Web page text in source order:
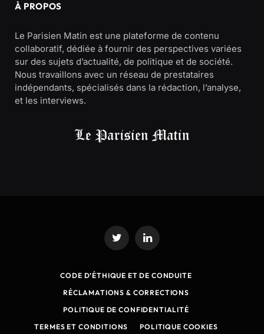
À PROPOS
Le Parisien Matin est une plateforme de contenu
collaboratif, dédiée à fournir des perspectives variées
sur des sujets d’actualité, de politique et de société.
Nous travaillons avec un réseau de prestataires
indépendants, spécialisés dans la rédaction, l’analyse,
et les interviews.
Twitter LinkedIn
CODE D’ÉTHIQUE ET DE CONDUITE
RÉCLAMATIONS & CORRECTIONS
POLITIQUE DE CONFIDENTIALITÉ
TERMES ET CONDITIONS
POLITIQUE COOKIES